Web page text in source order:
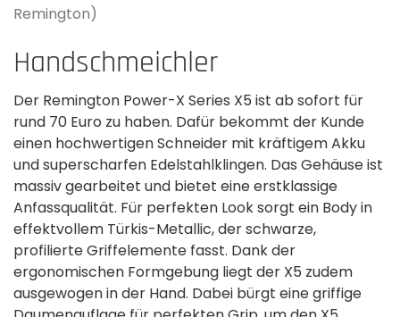
Remington)
Handschmeichler
Der Remington Power-X Series X5 ist ab sofort für
rund 70 Euro zu haben. Dafür bekommt der Kunde
einen hochwertigen Schneider mit kräftigem Akku
und superscharfen Edelstahlklingen. Das Gehäuse ist
massiv gearbeitet und bietet eine erstklassige
Anfassqualität. Für perfekten Look sorgt ein Body in
effektvollem Türkis-Metallic, der schwarze,
profilierte Griffelemente fasst. Dank der
ergonomischen Formgebung liegt der X5 zudem
ausgewogen in der Hand. Dabei bürgt eine griffige